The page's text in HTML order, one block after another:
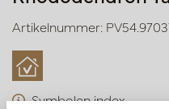
Artikelnummer:
Symbolen index